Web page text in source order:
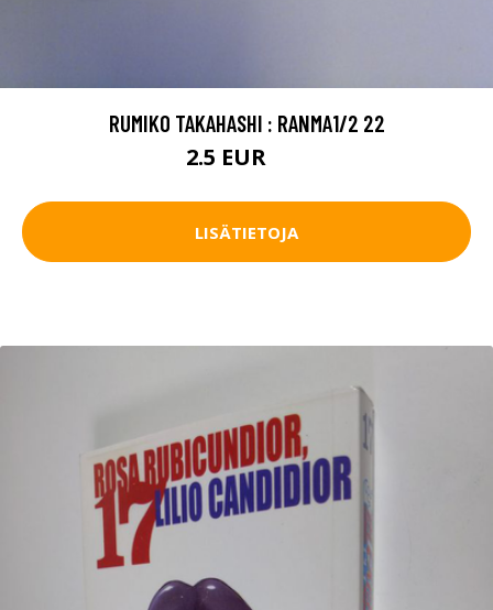
RUMIKO TAKAHASHI : RANMA1/2 22
2.5 EUR
LISÄTIETOJA